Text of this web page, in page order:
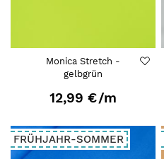
Monica Stretch -
gelbgrün
12,99 €/m
FRÜHJAHR-SOMMER